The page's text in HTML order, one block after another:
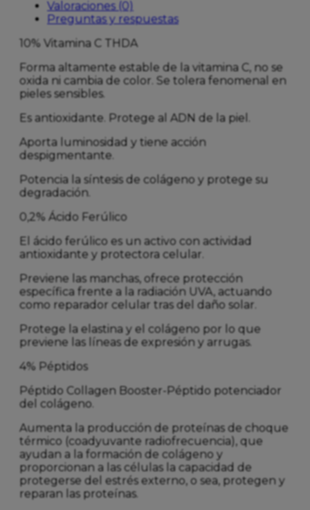
Valoraciones (0)
Preguntas y respuestas
10% Vitamina C THDA
Forma altamente estable de la vitamina C, no se
oxida ni cambia de color. Se tolera fenomenal en
pieles sensibles.
Es antioxidante. Protege al ADN de la piel.
Aporta luminosidad y tiene acción
despigmentante.
Potencia la síntesis de colágeno y protege su
degradación.
0,2% Ácido Ferúlico
El ácido ferúlico es un activo con actividad
antioxidante y protectora celular.
Previene las manchas, ofrece protección
específica frente a la radiación UVA, actuando
como reparador celular tras del daño solar.
Protege la elastina y el colágeno por lo que
previene las líneas de expresión y arrugas.
4% Péptidos
Péptido Collagen Booster-Péptido potenciador
del colágeno.
Aumenta la producción de proteínas de choque
térmico (coadyuvante radiofrecuencia), que
ayudan a la formación de colágeno y
proporcionan a las células la capacidad de
protegerse del estrés externo, o sea, protegen y
reparan las proteínas.